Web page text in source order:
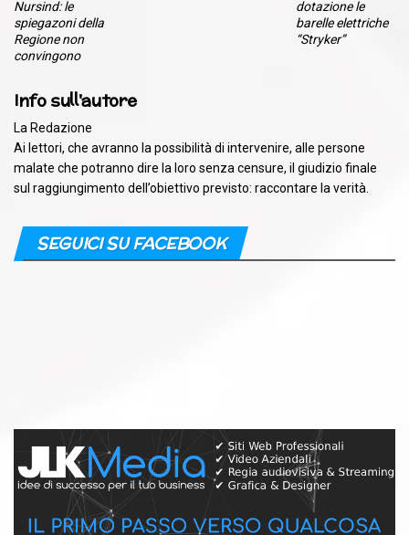
Nursind: le
spiegazoni della
Regione non
convingono
dotazione le
barelle elettriche
“Stryker”
Info sull'autore
La Redazione
Ai lettori, che avranno la possibilità di intervenire, alle persone
malate che potranno dire la loro senza censure, il giudizio finale
sul raggiungimento dell’obiettivo previsto: raccontare la verità.
SEGUICI SU FACEBOOK